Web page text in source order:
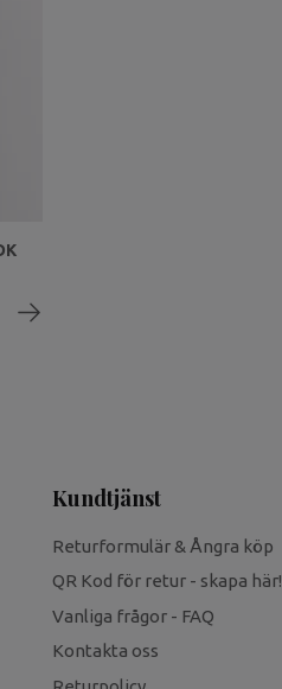
Kundtjänst
Returformulär & Ångra köp
QR Kod för retur - skapa här!
Vanliga frågor - FAQ
Kontakta oss